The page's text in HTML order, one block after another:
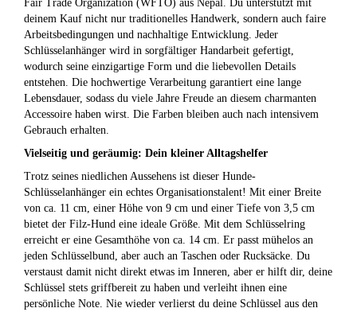
Fair Trade Organization (WFTO) aus Nepal. Du unterstützt mit
deinem Kauf nicht nur traditionelles Handwerk, sondern auch faire
Arbeitsbedingungen und nachhaltige Entwicklung. Jeder
Schlüsselanhänger wird in sorgfältiger Handarbeit gefertigt,
wodurch seine einzigartige Form und die liebevollen Details
entstehen. Die hochwertige Verarbeitung garantiert eine lange
Lebensdauer, sodass du viele Jahre Freude an diesem charmanten
Accessoire haben wirst. Die Farben bleiben auch nach intensivem
Gebrauch erhalten.
Vielseitig und geräumig: Dein kleiner Alltagshelfer
Trotz seines niedlichen Aussehens ist dieser Hunde-
Schlüsselanhänger ein echtes Organisationstalent! Mit einer Breite
von ca. 11 cm, einer Höhe von 9 cm und einer Tiefe von 3,5 cm
bietet der Filz-Hund eine ideale Größe. Mit dem Schlüsselring
erreicht er eine Gesamthöhe von ca. 14 cm. Er passt mühelos an
jeden Schlüsselbund, aber auch an Taschen oder Rucksäcke. Du
verstaust damit nicht direkt etwas im Inneren, aber er hilft dir, deine
Schlüssel stets griffbereit zu haben und verleiht ihnen eine
persönliche Note. Nie wieder verlierst du deine Schlüssel aus den